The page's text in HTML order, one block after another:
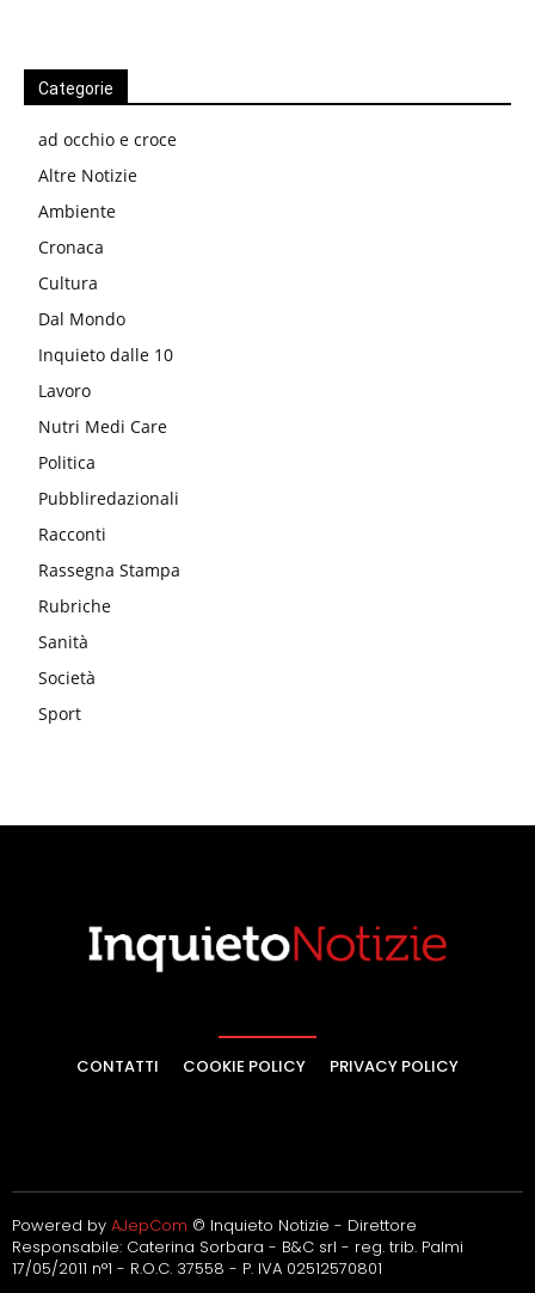
Categorie
ad occhio e croce
Altre Notizie
Ambiente
Cronaca
Cultura
Dal Mondo
Inquieto dalle 10
Lavoro
Nutri Medi Care
Politica
Pubbliredazionali
Racconti
Rassegna Stampa
Rubriche
Sanità
Società
Sport
CONTATTI COOKIE POLICY PRIVACY POLICY
Powered by AJepCom © Inquieto Notizie - Direttore
Responsabile: Caterina Sorbara - B&C srl - reg. trib. Palmi
17/05/2011 n°1 - R.O.C. 37558 - P. IVA 02512570801